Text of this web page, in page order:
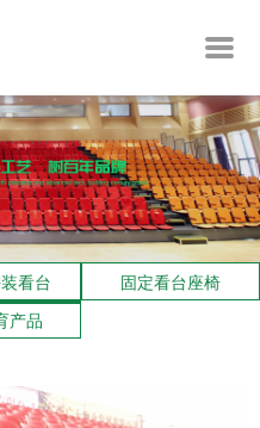
看台
固定看台座椅
产品